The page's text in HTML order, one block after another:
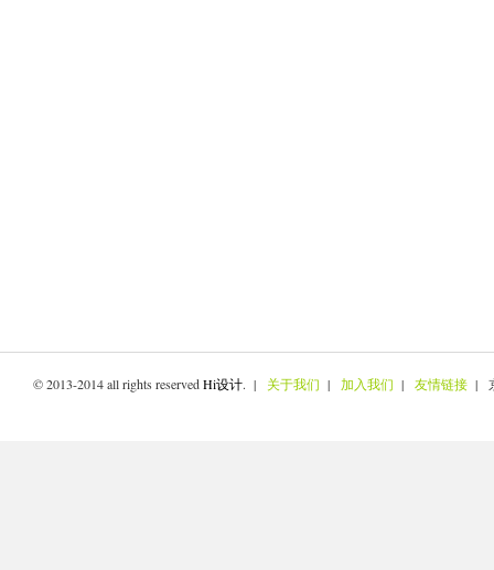
© 2013-2014 all rights reservedHi设计. | 关于我们 | 加入我们 | 友情链接 |